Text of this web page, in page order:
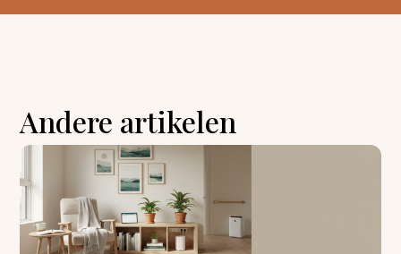
Andere artikelen